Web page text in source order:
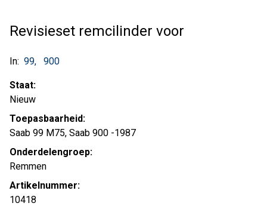
Revisieset remcilinder voor
In: 99 900
Staat:
Nieuw
Toepasbaarheid:
Saab 99 M75, Saab 900 -1987
Onderdelengroep:
Remmen
Artikelnummer:
10418